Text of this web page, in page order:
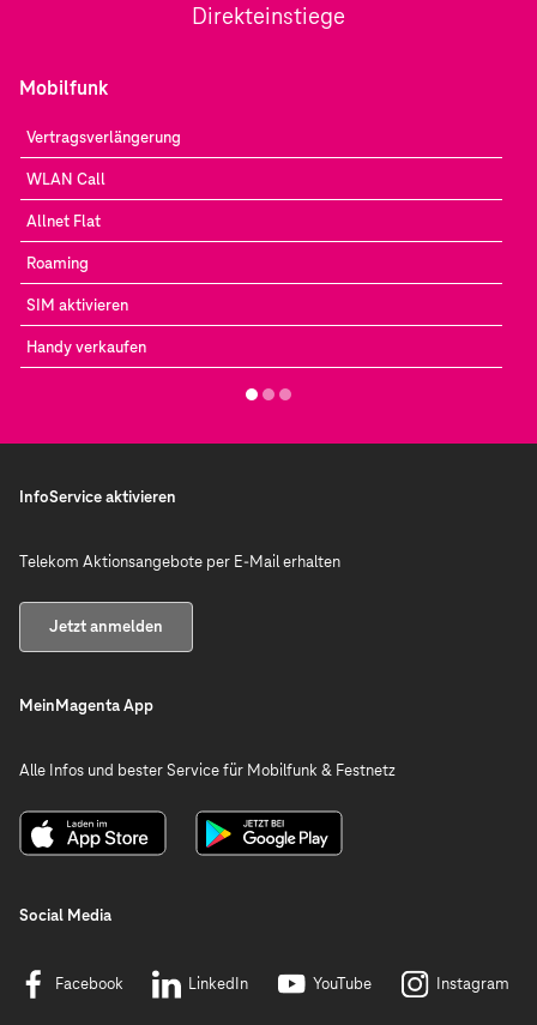
Direkteinstiege
Mobilfunk
Vertragsverlängerung
WLAN Call
Allnet Flat
Roaming
SIM aktivieren
Handy verkaufen
InfoService aktivieren
Telekom Aktionsangebote per E-Mail erhalten
Jetzt anmelden
MeinMagenta App
Alle Infos und bester Service für Mobilfunk & Festnetz
Social Media
Facebook LinkedIn YouTube Instagram